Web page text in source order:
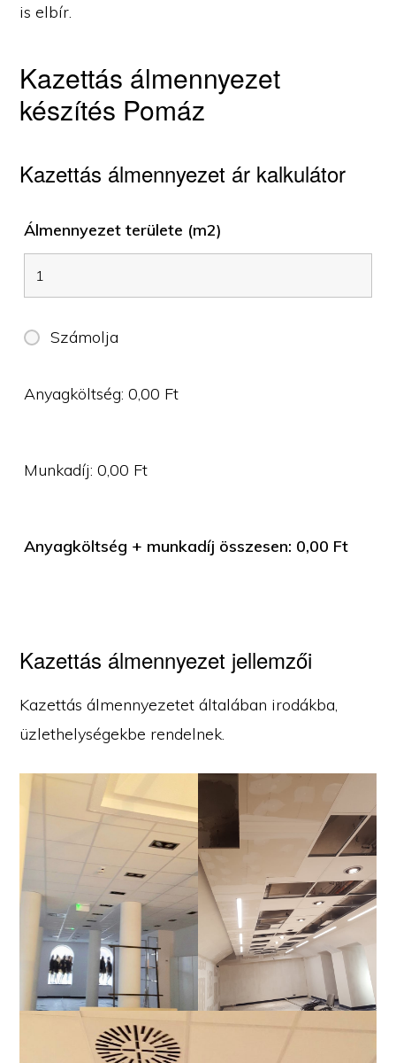
is elbír.
Kazettás álmennyezet
készítés Pomáz
Kazettás álmennyezet ár kalkulátor
Álmennyezet területe (m2)
Számolja
Anyagköltség:0,00 Ft
Munkadíj:0,00 Ft
Anyagköltség + munkadíj összesen: 0,00 Ft
Kazettás álmennyezet jellemzői
Kazettás álmennyezetet általában irodákba,
üzlethelységekbe rendelnek.